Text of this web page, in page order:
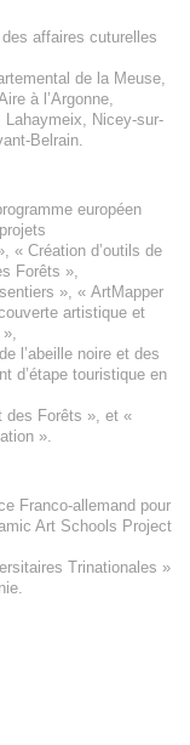
affaires cuturelles
de la Meuse,
à l’Argonne,
Lahaymeix
Nicey-sur-
Belrain.
européen
« Création d’outils de
Forêts »,
», « ArtMapper
artistique et
l’abeille noire et des
d’étape touristique en
des Forêts », et «
».
Franco-allemand pour
Art Schools Project
Trinationales »